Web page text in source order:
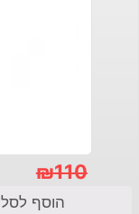
₪110
הוסף לסל